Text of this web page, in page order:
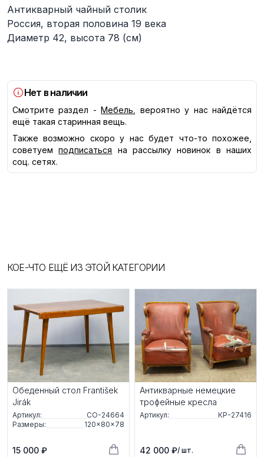
Описание
Антикварный чайный столик
Россия, вторая половина 19 века
Диаметр 42, высота 78 (см)
Нет в наличии
Смотрите раздел - Мебель , вероятно у нас найдётся
ещё такая старинная вещь.
Также возможно скоро у нас будет что-то похожее,
советуем
подписаться
на рассылку новинок в наших
соц. сетях.
КОЕ-ЧТО ЕЩЁ ИЗ ЭТОЙ КАТЕГОРИИ
Обеденный стол František
Jirák
Артикул:
СО-24664
Размеры:
120×80×78
15 000 ₽
Антикварные немецкие
трофейные кресла
Артикул: КР-27416
42 000 ₽/ шт.